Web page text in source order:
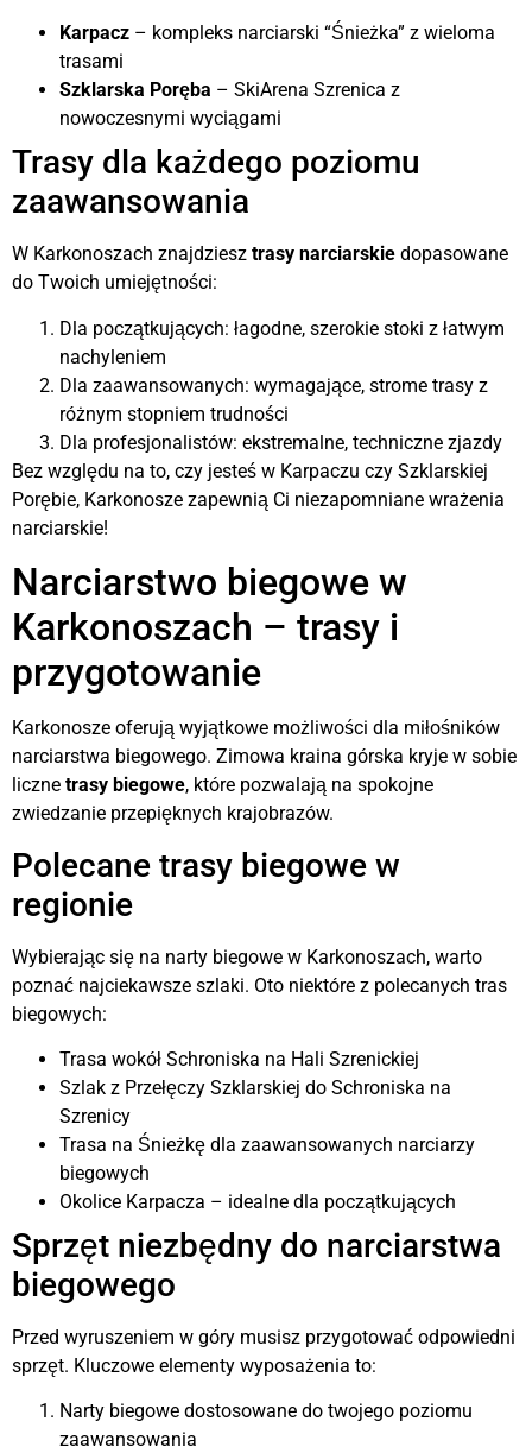
Karpacz – kompleks narciarski “Śnieżka” z wieloma
trasami
Szklarska Poręba – SkiArena Szrenica z
nowoczesnymi wyciągami
Trasy dla każdego poziomu
zaawansowania
W Karkonoszach znajdziesz trasy narciarskie dopasowane
do Twoich umiejętności:
Dla początkujących: łagodne, szerokie stoki z łatwym
nachyleniem
Dla zaawansowanych: wymagające, strome trasy z
różnym stopniem trudności
Dla profesjonalistów: ekstremalne, techniczne zjazdy
Bez względu na to, czy jesteś w Karpaczu czy Szklarskiej
Porębie, Karkonosze zapewnią Ci niezapomniane wrażenia
narciarskie!
Narciarstwo biegowe w
Karkonoszach – trasy i
przygotowanie
Karkonosze oferują wyjątkowe możliwości dla miłośników
narciarstwa biegowego. Zimowa kraina górska kryje w sobie
liczne trasy biegowe, które pozwalają na spokojne
zwiedzanie przepięknych krajobrazów.
Polecane trasy biegowe w
regionie
Wybierając się na narty biegowe w Karkonoszach, warto
poznać najciekawsze szlaki. Oto niektóre z polecanych tras
biegowych:
Trasa wokół Schroniska na Hali Szrenickiej
Szlak z Przełęczy Szklarskiej do Schroniska na
Szrenicy
Trasa na Śnieżkę dla zaawansowanych narciarzy
biegowych
Okolice Karpacza – idealne dla początkujących
Sprzęt niezbędny do narciarstwa
biegowego
Przed wyruszeniem w góry musisz przygotować odpowiedni
sprzęt. Kluczowe elementy wyposażenia to:
Narty biegowe dostosowane do twojego poziomu
zaawansowania